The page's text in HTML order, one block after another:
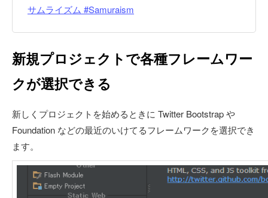
サムライズム #Samuraism
新規プロジェクトで各種フレームワー
クが選択できる
新しくプロジェクトを始めるときに Twitter Bootstrap や
Foundation などの最近のいけてるフレームワークを選択でき
ます。